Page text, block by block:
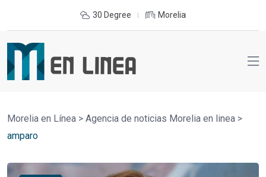
30 Degree Morelia
Morelia en Línea > Agencia de noticias Morelia en linea >
amparo